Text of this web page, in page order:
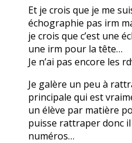
Et je crois que je me
échographie pas irm
je crois que c’est une
une irm pour la tête…
Je n’ai pas encore les
Je galère un peu à
principale qui est
un élève par matière
puisse rattraper donc
numéros…